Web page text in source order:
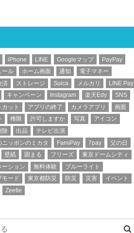
iPhone LINE Googleマップ
PayPay
ール
ホーム画面 通知
電子マネー
済
ストレージ Suica メルカリ
LINE Pay
キャンペーン Instagram 楽天Edy
SNS
カット
アプリの終了 カメラアプリ
画面
権限 許可しますか 写真
アイコン
除
出品
テレビ出演
ニッポンのミカタ
FamiPay 7pay
父の日
壁紙 固まる フリーズ
東京ドームシティ
ーション
無料体験
ブルーライト
モード
東京都防災 防災 災害
イベント
Zeetle